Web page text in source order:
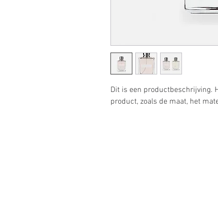
Dit is een productbeschrijving.
product, zoals de maat, het